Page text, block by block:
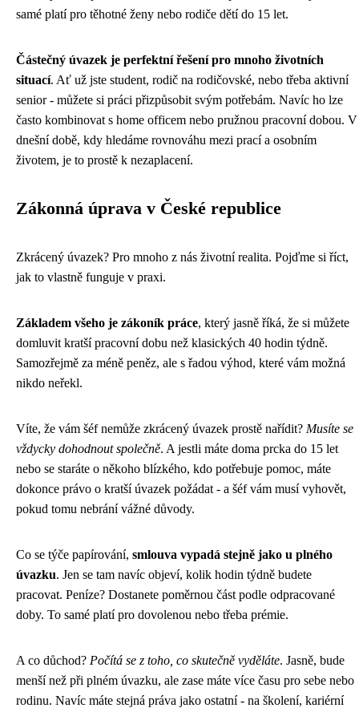
samé platí pro těhotné ženy nebo rodiče dětí do 15 let.
Částečný úvazek je perfektní řešení pro mnoho životních
situací. Ať už jste student, rodič na rodičovské, nebo třeba aktivní
senior - můžete si práci přizpůsobit svým potřebám. Navíc ho lze
často kombinovat s home officem nebo pružnou pracovní dobou. V
dnešní době, kdy hledáme rovnováhu mezi prací a osobním
životem, je to prostě k nezaplacení.
Zákonná úprava v České republice
Zkrácený úvazek? Pro mnoho z nás životní realita. Pojďme si říct,
jak to vlastně funguje v praxi.
Základem všeho je zákoník práce, který jasně říká, že si můžete
domluvit kratší pracovní dobu než klasických 40 hodin týdně.
Samozřejmě za méně peněz, ale s řadou výhod, které vám možná
nikdo neřekl.
Víte, že vám šéf nemůže zkrácený úvazek prostě nařídit? Musíte se
vždycky dohodnout společně. A jestli máte doma prcka do 15 let
nebo se staráte o někoho blízkého, kdo potřebuje pomoc, máte
dokonce právo o kratší úvazek požádat - a šéf vám musí vyhovět,
pokud tomu nebrání vážné důvody.
Co se týče papírování, smlouva vypadá stejně jako u plného
úvazku. Jen se tam navíc objeví, kolik hodin týdně budete
pracovat. Peníze? Dostanete poměrnou část podle odpracované
doby. To samé platí pro dovolenou nebo třeba prémie.
A co důchod? Počítá se z toho, co skutečně vyděláte. Jasně, bude
menší než při plném úvazku, ale zase máte více času pro sebe nebo
rodinu. Navíc máte stejná práva jako ostatní - na školení, kariérní